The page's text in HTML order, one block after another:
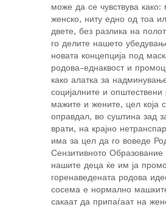
може да се чувствува како:
женско, ниту едно од тоа
двете, без разлика на
го делите нашето
новата концепција под
родова-еднаквост и
како алатка за
социјалните и општествени
мажите и жените, цел која
оправдал, во суштина зад
врати, на крајно
има за цел да го воведе
Сензитивното Образование
нашите деца ќе им ја
горенаведената родова
сосема е нормално
сакаат да припаѓаат на